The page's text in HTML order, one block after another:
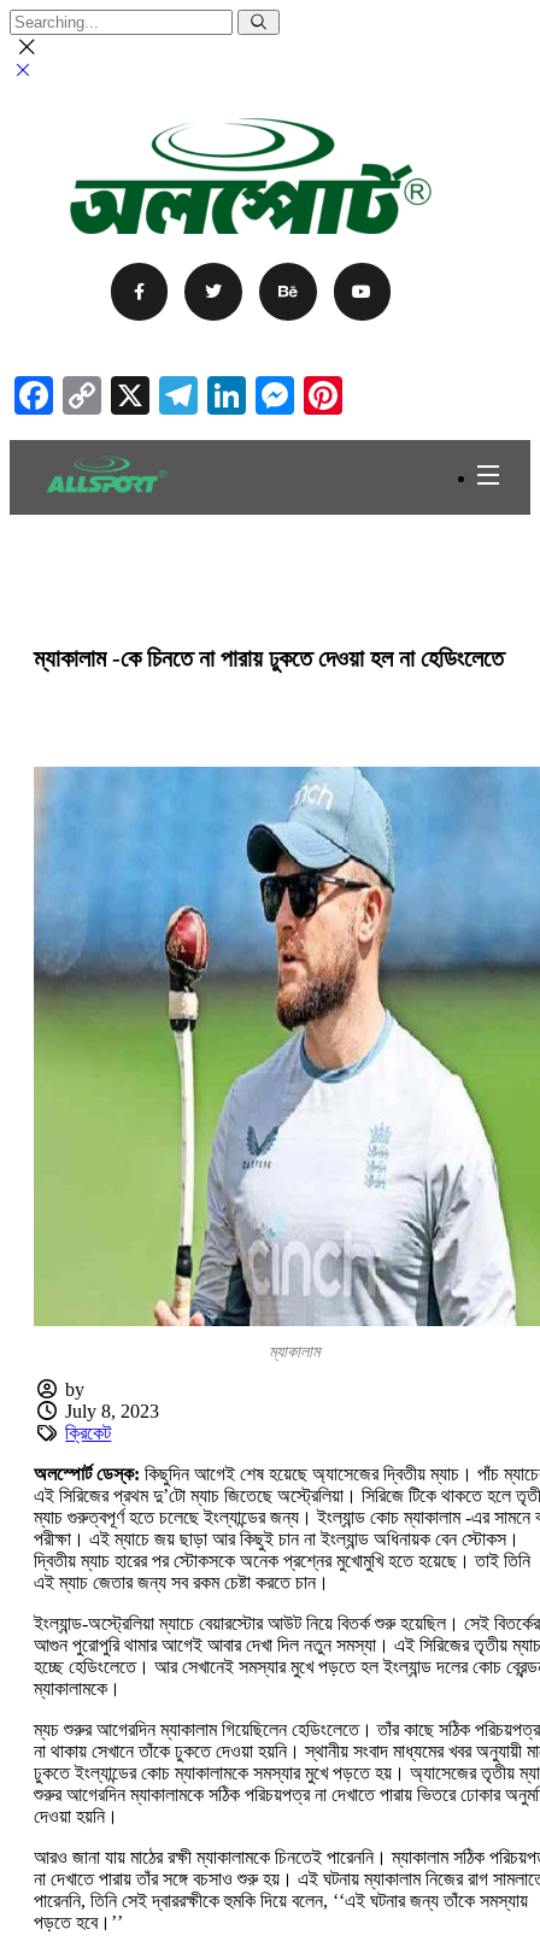
Facebook
Copy
Link
X Telegram
LinkedIn
Messenger
ম্যাকালাম -কে চিনতে না পারায় ঢুকতে দেওয়া হল না হেডিংলেতে
ম্যাকালাম
by
July 8, 2023
ক্রিকেট
অলস্পোর্ট ডেস্ক: কিছুদিন আগেই শেষ হয়েছে অ্যাসেজের দ্বিতীয় ম্যাচ। পাঁচ
এই সিরিজের প্রথম দু’টো ম্যাচ জিতেছে অস্ট্রেলিয়া। সিরিজে টিকে থাকতে হলে
ম্যাচ গুরুত্বপূর্ণ হতে চলেছে ইংল্যান্ডের জন্য। ইংল্যান্ড কোচ ম্যাকালাম -এর সামনে
পরীক্ষা। এই ম্যাচে জয় ছাড়া আর কিছুই চান না ইংল্যান্ড অধিনায়ক বেন স্টোকস।
দ্বিতীয় ম্যাচ হারের পর স্টোকসকে অনেক প্রশ্নের মুখোমুখি হতে হয়েছে। তাই তিনি
এই ম্যাচ জেতার জন্য সব রকম চেষ্টা করতে চা‌ন।
ইংল্যান্ড-অস্ট্রেলিয়া ম্যাচে বেয়ারস্টোর আউট নিয়ে বিতর্ক শুরু হয়েছিল। সেই বিতর্কের
আগুন পুরোপুরি থামার আগেই আবার দেখা দিল নতুন সমস্যা। এই সিরিজের তৃতীয় ম্যাচ
হচ্ছে হেডিংলেতে। আর সেখানেই সমস্যার মুখে পড়তে হল ইংল্যান্ড দলের কোচ
ম্যাকালামকে।
ম্যচ শুরুর আগেরদিন ম্যাকালাম গিয়েছিলেন হেডিংলেতে। তাঁর কাছে সঠিক পরিচয়পত্র
না থাকায় সেখানে তাঁকে ঢুকতে দেওয়া হয়নি। স্থানীয় সংবাদ মাধ্যমের খবর অনুযায়ী
ঢুকতে ইংল্যান্ডের কোচ ম্যাকালামকে সমস্যার মুখে পড়তে হয়। অ্যাসেজের তৃতীয়
শুরুর আগেরদিন ম্যাকালামকে সঠিক পরিচয়পত্র না দেখাতে পারায় ভিতরে ঢোকার
দেওয়া হয়নি।
আরও জানা যায় মাঠের রক্ষী ম্যাকালামকে চিনতেই পারেননি। ম্যাকালাম সঠিক
না দেখাতে পারায় তাঁর সঙ্গে বচসাও শুরু হয়। এই ঘটনায় ম্যাকালাম নিজের রাগ
পারেননি, তিনি সেই দ্বাররক্ষীকে হুমকি দিয়ে বলেন, ‘‘এই ঘটনার জন্য তাঁকে সমস্যায়
পড়তে হবে।’’